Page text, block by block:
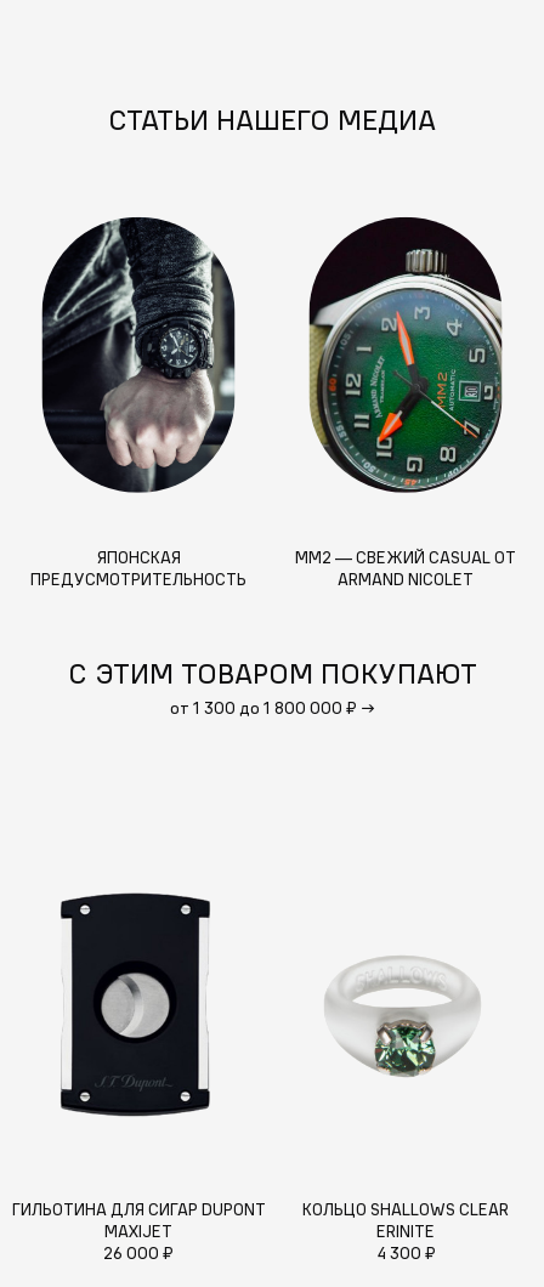
СТАТЬИ НАШЕГО МЕДИА
ЯПОНСКАЯ
ПРЕДУСМОТРИТЕЛЬНОСТЬ
MM2 — СВЕЖИЙ CASUAL ОТ
ARMAND NICOLET
С ЭТИМ ТОВАРОМ ПОКУПАЮТ
от 1 300 до 1 800 000 ₽ →
ГИЛЬОТИНА ДЛЯ СИГАР DUPONT
MAXIJET
26 000 ₽
КОЛЬЦО SHALLOWS CLEAR
ERINITE
4 300 ₽